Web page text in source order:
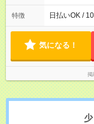
は週4も有り
案件により
特徴 日払いOK /
気になる！
掲